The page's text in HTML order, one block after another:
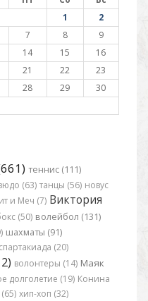
1
2
7 8
9
14 15
16
21 22
23
28 29
30
теннис (111)
(63) танцы (56) новус
и Меч (7) Виктория
(50) волейбол (131)
шахматы (91)
спартакиада (20)
волонтеры (14) Маяк
долголетие (19) Конина
хип-хоп (32)